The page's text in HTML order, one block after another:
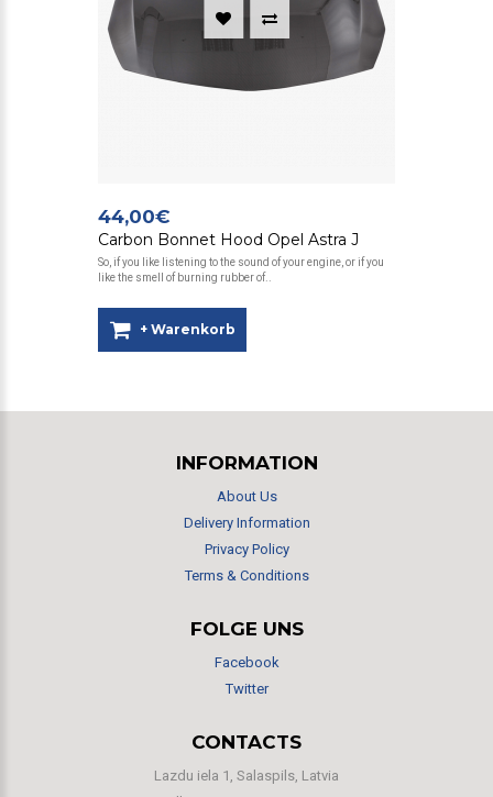
44,00€
Carbon Bonnet Hood Opel Astra J
So, if you like listening to the sound of your engine, or if you
like the smell of burning rubber of..
+ Warenkorb
INFORMATION
About Us
Delivery Information
Privacy Policy
Terms & Conditions
FOLGE UNS
Facebook
Twitter
CONTACTS
Lazdu iela 1, Salaspils, Latvia